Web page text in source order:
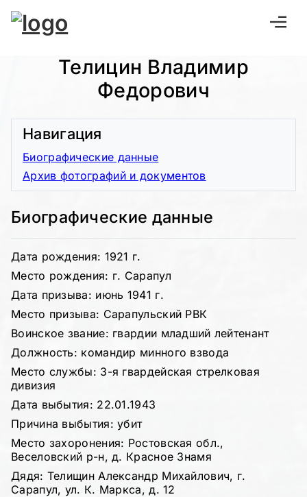
Телицин Владимир
Федорович
Биографические данные
Дата рождения: 1921 г.
Место рождения: г. Сарапул
Дата призыва: июнь 1941 г.
Место призыва: Сарапульский РВК
Воинское звание: гвардии младший лейтенант
Должность: командир минного взвода
Место службы: 3-я гвардейская стрелковая
дивизия
Дата выбытия: 22.01.1943
Причина выбытия: убит
Место захоронения: Ростовская обл.,
Веселовский р-н, д. Красное Знамя
Дядя: Телищин Александр Михайлович, г.
Сарапул, ул. К. Маркса, д. 12
Навигация
Биографические данные
Архив фотографий и документов